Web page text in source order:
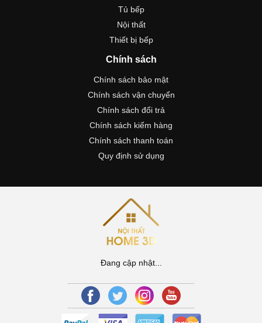
Tủ bếp
Nội thất
Thiết bị bếp
Chính sách
Chính sách bảo mật
Chính sách vận chuyển
Chính sách đổi trả
Chính sách kiểm hàng
Chính sách thanh toán
Quy định sử dụng
Đang cập nhật...